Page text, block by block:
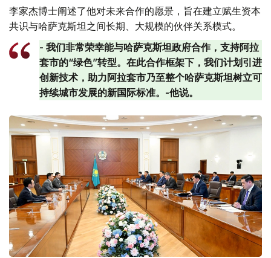
李家杰博士阐述了他对未来合作的愿景，旨在建立赋生资本
共识与哈萨克斯坦之间长期、大规模的伙伴关系模式。
- 我们非常荣幸能与哈萨克斯坦政府合作，支持阿拉
套市的“绿色”转型。在此合作框架下，我们计划引进
创新技术，助力阿拉套市乃至整个哈萨克斯坦树立可
持续城市发展的新国际标准。-他说。